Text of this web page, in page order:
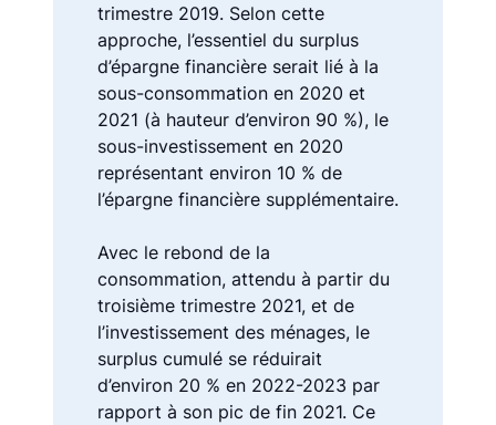
trimestre 2019. Selon cette
approche, l’essentiel du surplus
d’épargne financière serait lié à la
sous-consommation en 2020 et
2021 (à hauteur d’environ 90 %), le
sous-investissement en 2020
représentant environ 10 % de
l’épargne financière supplémentaire.
Avec le rebond de la
consommation, attendu à partir du
troisième trimestre 2021, et de
l’investissement des ménages, le
surplus cumulé se réduirait
d’environ 20 % en 2022-2023 par
rapport à son pic de fin 2021. Ce